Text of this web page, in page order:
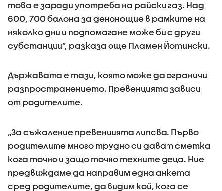
това е заради употреба на райски газ. Над
600, 700 балона за денонощие в рамките на
няколко дни и подпомагане може би с други
субстанции”, разказа още Пламен Йотински.
Държавата е тази, която може да ограничи
разпространението. Превенцията зависи
от родителите.
„За съжаление превенцията липсва. Първо
родителите много трудно си дават сметка
кога точно и защо точно техните деца. Ние
предвиждаме да направим една анкета
сред родителите, да видим кой, кога се